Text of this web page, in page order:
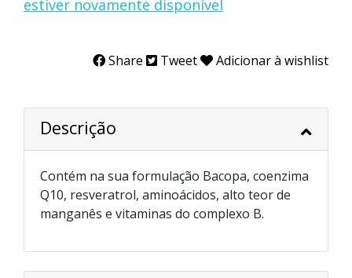
estiver novamente disponível
Share Tweet Adicionar à wishlist
Descrição
Contém na sua formulação Bacopa, coenzima
Q10, resveratrol, aminoácidos, alto teor de
manganês e vitaminas do complexo B.